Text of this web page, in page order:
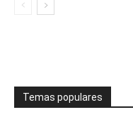
Temas populares